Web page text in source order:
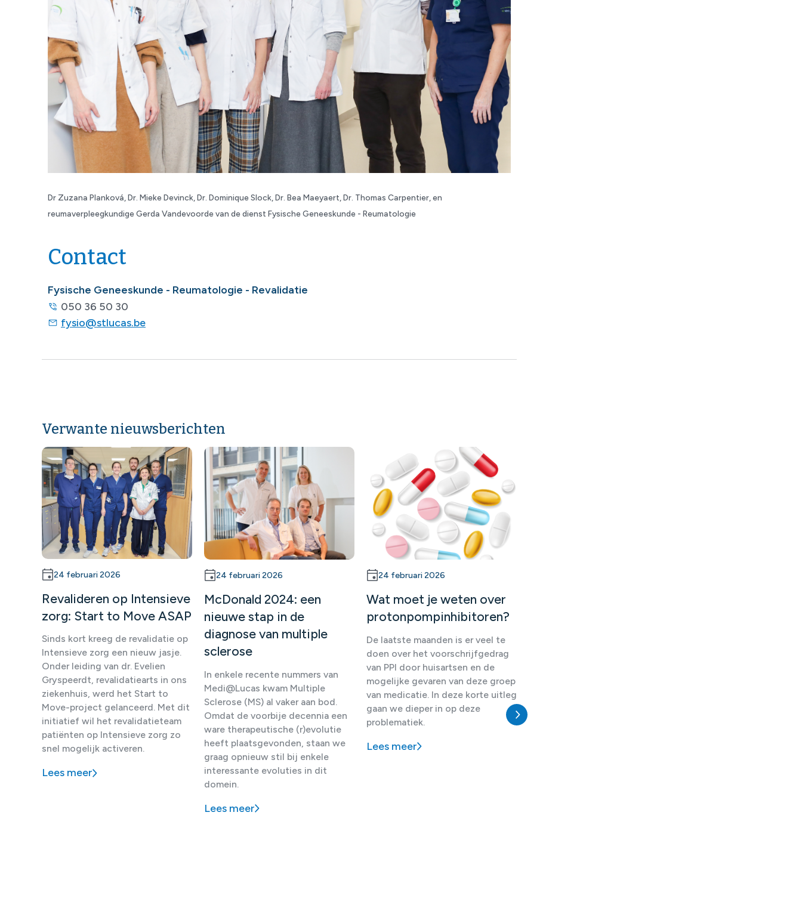
Dr Zuzana Planková, Dr. Mieke Devinck, Dr. Dominique Slock, Dr. Bea Maeyaert, Dr. Thomas Carpentier, en
reumaverpleegkundige Gerda Vandevoorde van de dienst Fysische Geneeskunde - Reumatologie
Contact
Fysische Geneeskunde - Reumatologie - Revalidatie
050 36 50 30
fysio@stlucas.be
Verwante nieuwsberichten
24 februari 2026
Revalideren op Intensieve
zorg: Start to Move ASAP
Sinds kort kreeg de revalidatie op
Intensieve zorg een nieuw jasje.
Onder leiding van dr. Evelien
Gryspeerdt, revalidatiearts in ons
ziekenhuis, werd het Start to
Move-project gelanceerd. Met dit
initiatief wil het revalidatieteam
patiënten op Intensieve zorg zo
snel mogelijk activeren.
Lees meer
24 februari 2026
McDonald 2024: een
nieuwe stap in de
diagnose van multiple
sclerose
In enkele recente nummers van
Medi@Lucas kwam Multiple
Sclerose (MS) al vaker aan bod.
Omdat de voorbije decennia een
ware therapeutische (r)evolutie
heeft plaatsgevonden, staan we
graag opnieuw stil bij enkele
interessante evoluties in dit
domein.
Lees meer
24 februari 2026
Wat moet je weten over
protonpompinhibitoren?
De laatste maanden is er veel te
doen over het voorschrijfgedrag
van PPI door huisartsen en de
mogelijke gevaren van deze groep
van medicatie. In deze korte uitleg
gaan we dieper in op deze
problematiek.
Lees meer